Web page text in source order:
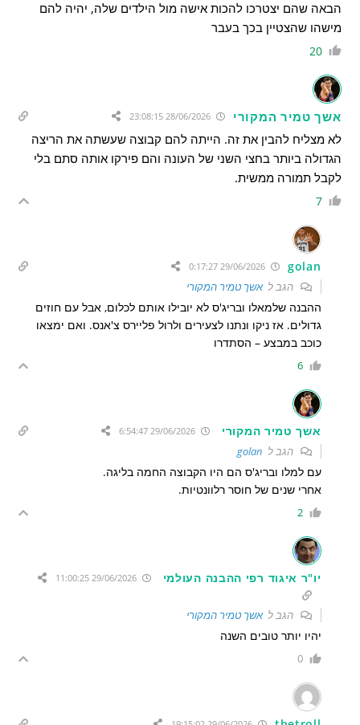
הבאה שהם יצטרכו להכות אישה מול הילדים שלה, יהיה להם
מישהו שהצטיין בכך בעבר
20
אשך טמיר המקורי
לא מצליח להבין את זה. הייתה להם קבוצה שעשתה את הריצה
הגדולה ביותר בחצי השני של העונה והם פירקו אותה סתם בלי
לקבל תמורה ממשית.
7
golan
הגב לאשך טמיר המקורי
ההבנה שלמאלו ובריג'ס לא יובילו אותם לכלום, אבל עם חוזים
גדולים. אז ניקו ונתנו לצעירים ולרול פליירס צ'אנס. ואם ימצאו
כוכב במבצע – הסתדרו
6
אשך טמיר המקורי
הגב ל golan
עם למלו ובריג'ס הם היו הקבוצה החמה בליגה.
אחרי שנים של חוסר רלוונטיות.
2
יו"ר איגוד רפי ההבנה העולמי 29/06/2026 11:00:25
הגב לאשך טמיר המקורי
יהיו יותר טובים השנה
0